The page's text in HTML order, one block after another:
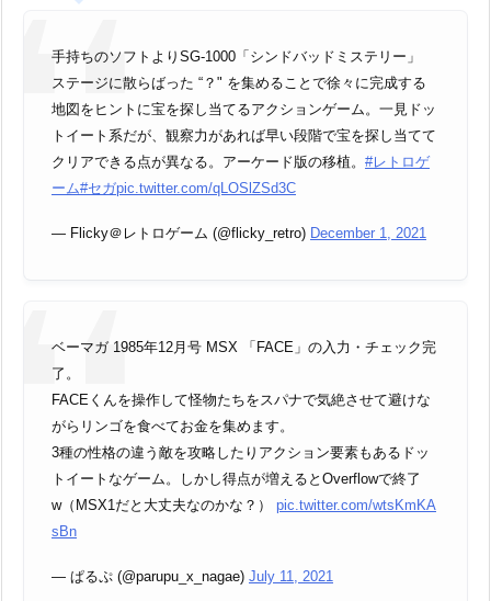
手持ちのソフトよりSG-1000「シンドバッドミステリー」
ステージに散らばった “？" を集めることで徐々に完成する
地図をヒントに宝を探し当てるアクションゲーム。一見ドッ
トイート系だが、観察力があれば早い段階で宝を探し当てて
クリアできる点が異なる。アーケード版の移植。 #レトロゲ
ーム#セガpic.twitter.com/qLOSlZSd3C
— Flicky＠レトロゲーム (@flicky_retro) December 1, 2021
ベーマガ 1985年12月号 MSX 「FACE」の入力・チェック完
了。
FACEくんを操作して怪物たちをスパナで気絶させて避けな
がらリンゴを食べてお金を集めます。
3種の性格の違う敵を攻略したりアクション要素もあるドッ
トイートなゲーム。しかし得点が増えるとOverflowで終了
w（MSX1だと大丈夫なのかな？） pic.twitter.com/wtsKmKA
sBn
— ぱるぷ (@parupu_x_nagae) July 11, 2021